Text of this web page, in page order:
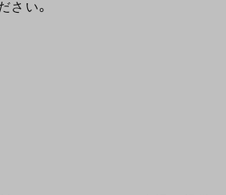
さい。